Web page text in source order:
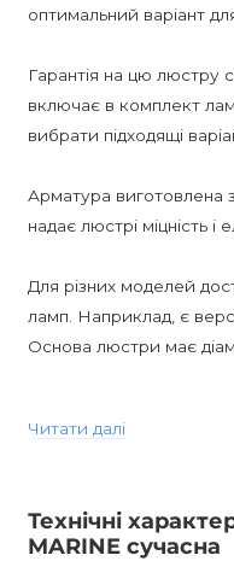
оптимальний варіант
Гарантія на цю люстру
включає в комплект
вибрати підходящі
Арматура виготовлена
надає люстрі міцність і
Для різних моделей
ламп. Наприклад, є
Основа люстри має
димові лампи.
який гармонійно
Читати далі
Технічні
MARINE сучасна